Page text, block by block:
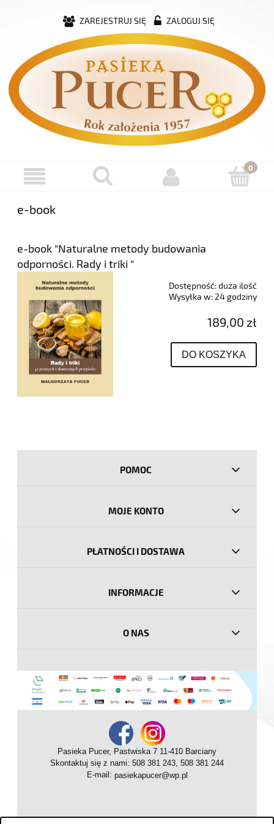
ZAREJESTRUJ SIĘ ZALOGUJ SIĘ
e-book
e-book "Naturalne metody budowania
odporności. Rady i triki "
Dostępność:duża ilość
Wysyłka w: 24 godziny
189,00 zł
DO KOSZYKA
POMOC
MOJE KONTO
PŁATNOŚCI I DOSTAWA
INFORMACJE
O NAS
Pasieka Pucer, Pastwiska 7 11-410 Barciany
Skontaktuj się z nami: 508 381 243, 508 381 244
E-mail: pasiekapucer@wp.pl